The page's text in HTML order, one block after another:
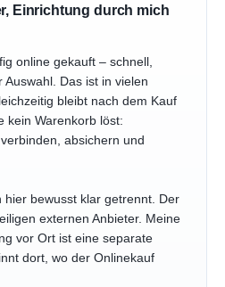
Einrichtung durch mich
online gekauft – schnell,
Das ist in vielen
bleibt nach dem Kauf
kein Warenkorb löst:
absichern und
hier bewusst klar getrennt. Der
externen Anbieter. Meine
vor Ort ist eine separate
dort, wo der Onlinekauf